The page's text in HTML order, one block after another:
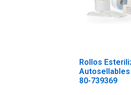
Rollos
Autosellables
80-739369